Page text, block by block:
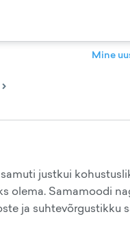
Mine
›
justkui
olema. Samamoodi
ja suhtevõrgustikku